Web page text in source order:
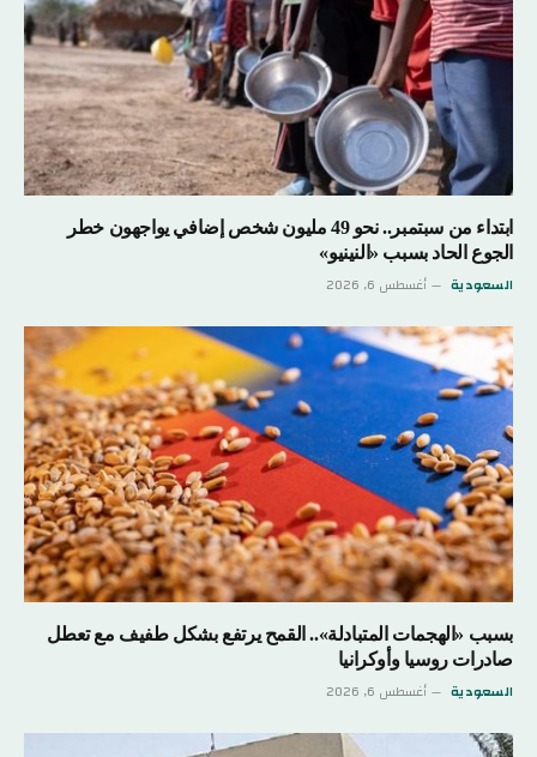
ابتداء من سبتمبر.. نحو 49 مليون شخص إضافي يواجهون خطر
الجوع الحاد بسبب «النينيو»
السعودية أغسطس 6, 2026
بسبب «الهجمات المتبادلة».. القمح يرتفع بشكل طفيف مع تعطل
صادرات روسيا وأوكرانيا
السعودية أغسطس 6, 2026